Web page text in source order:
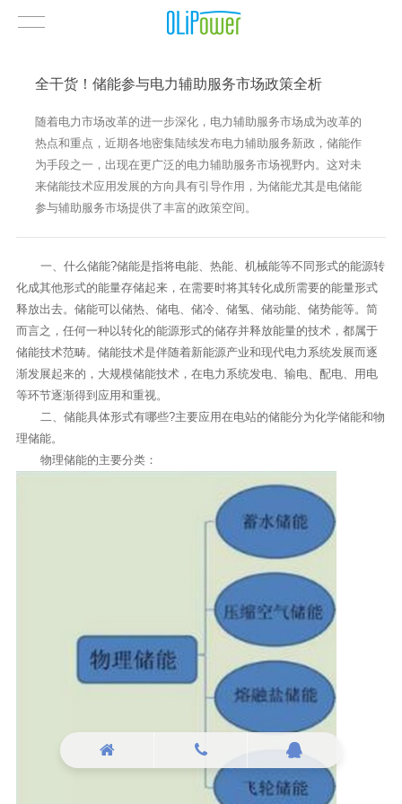
全干货！储能参与电力辅助服务市场政策全析
随着电力市场改革的进一步深化，电力辅助服务市场成为改革的
热点和重点，近期各地密集陆续发布电力辅助服务新政，储能作
为手段之一，出现在更广泛的电力辅助服务市场视野内。这对未
来储能技术应用发展的方向具有引导作用，为储能尤其是电储能
参与辅助服务市场提供了丰富的政策空间。
一、什么储能?储能是指将电能、热能、机械能等不同形式的能源转
化成其他形式的能量存储起来，在需要时将其转化成所需要的能量形式
释放出去。储能可以储热、储电、储冷、储氢、储动能、储势能等。简
而言之，任何一种以转化的能源形式的储存并释放能量的技术，都属于
储能技术范畴。储能技术是伴随着新能源产业和现代电力系统发展而逐
渐发展起来的，大规模储能技术，在电力系统发电、输电、配电、用电
等环节逐渐得到应用和重视。
二、储能具体形式有哪些?主要应用在电站的储能分为化学储能和物
理储能。
物理储能的主要分类：